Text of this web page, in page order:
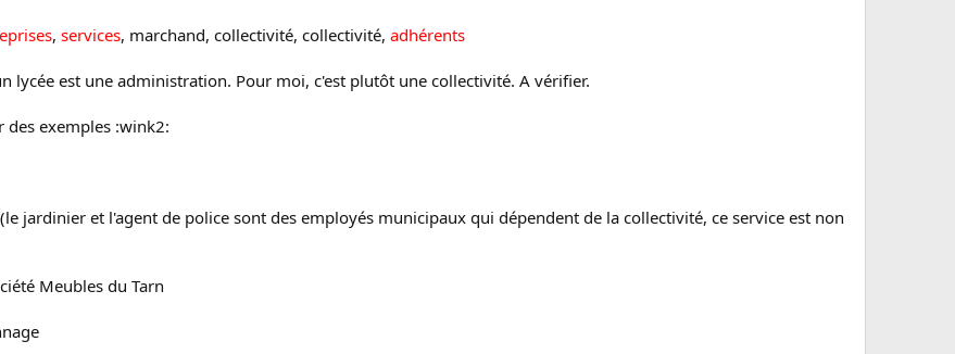
, services, marchand, collectivité, collectivité, adhérents
lycée est une administration. Pour moi, c'est plutôt une collectivité. A vérifier.
exemples :wink2:
jardinier et l'agent de police sont des employés municipaux qui dépendent de la collectivité, ce service est non
Meubles du Tarn